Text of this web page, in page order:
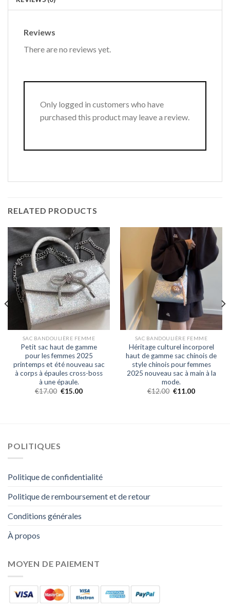
Reviews
There are no reviews yet.
Only logged in customers who have
purchased this product may leave a review.
RELATED PRODUCTS
SAC BANDOULIÈRE FEMME
Petit sac haut de gamme
pour les femmes 2025
printemps et été nouveau sac
à corps à épaules cross-boss
à une épaule.
€17.00 €15.00
SAC BANDOULIÈRE FEMME
Héritage culturel incorporel
haut de gamme sac chinois de
style chinois pour femmes
2025 nouveau sac à main à la
mode.
€12.00 €11.00
POLITIQUES
Politique de confidentialité
Politique de remboursement et de retour
Conditions générales
À propos
MOYEN DE PAIEMENT